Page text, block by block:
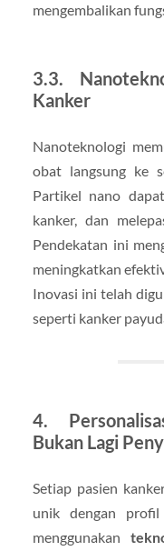
mengembalikan
3.3.
Kanker
Nanoteknologi
obat langsung ke
Partikel nano
kanker, dan
Pendekatan ini
meningkatkan
Inovasi ini telah
seperti kanker
4.
Bukan Lagi
Setiap pasien
unik dengan
menggunakan